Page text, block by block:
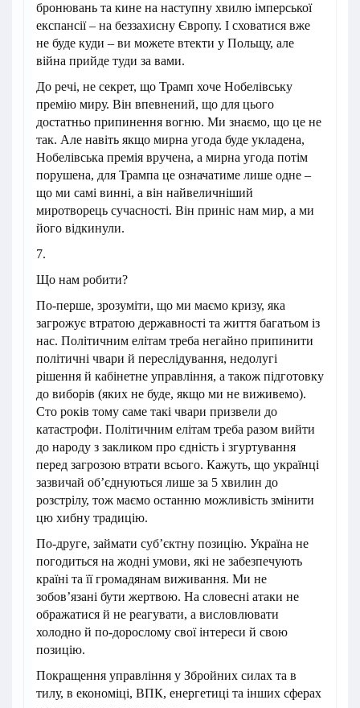
бронювань та кине на наступну хвилю імперської
експансії – на беззахисну Європу. І сховатися вже
не буде куди – ви можете втекти у Польщу, але
війна прийде туди за вами.
До речі, не секрет, що Трамп хоче Нобелівську
премію миру. Він впевнений, що для цього
достатньо припинення вогню. Ми знаємо, що це не
так. Але навіть якщо мирна угода буде укладена,
Нобелівська премія вручена, а мирна угода потім
порушена, для Трампа це означатиме лише одне –
що ми самі винні, а він найвеличніший
миротворець сучасності. Він приніс нам мир, а ми
його відкинули.
7.
Що нам робити?
По-перше, зрозуміти, що ми маємо кризу, яка
загрожує втратою державності та життя багатьом із
нас. Політичним елітам треба негайно припинити
політичні чвари й переслідування, недолугі
рішення й кабінетне управління, а також підготовку
до виборів (яких не буде, якщо ми не виживемо).
Сто років тому саме такі чвари призвели до
катастрофи. Політичним елітам треба разом вийти
до народу з закликом про єдність і згуртування
перед загрозою втрати всього. Кажуть, що українці
зазвичай об’єднуються лише за 5 хвилин до
розстрілу, тож маємо останню можливість змінити
цю хибну традицію.
По-друге, займати суб’єктну позицію. Україна не
погодиться на жодні умови, які не забезпечують
країні та її громадянам виживання. Ми не
зобов’язані бути жертвою. На словесні атаки не
ображатися й не реагувати, а висловлювати
холодно й по-дорослому свої інтереси й свою
позицію.
Покращення управління у Збройних силах та в
тилу, в економіці, ВПК, енергетиці та інших сферах